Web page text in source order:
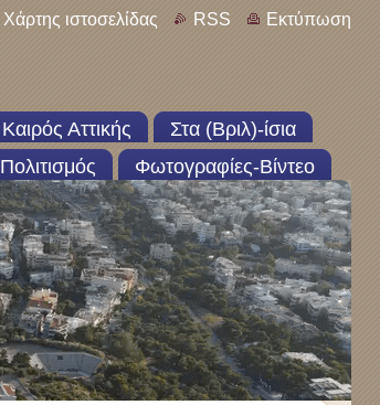
Χάρτης ιστοσελίδας RSS Εκτύπωση
Καιρός Αττικής
Στα (Βριλ)-ίσια
Πολιτισμός Φωτογραφίες-Βίντεο